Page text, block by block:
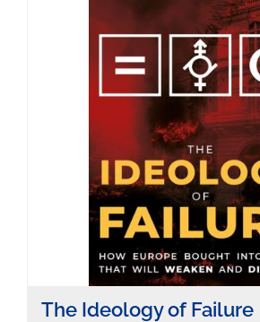
The Ideology of Failure